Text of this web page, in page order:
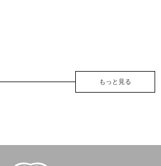
もっと見る